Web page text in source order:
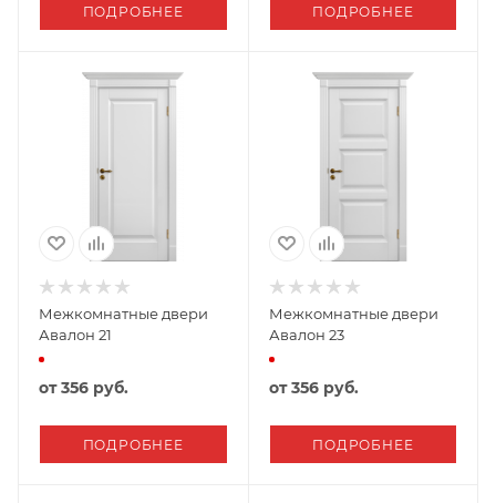
ПОДРОБНЕЕ ПОДРОБНЕЕ
Межкомнатные двери
Авалон 21
от356 руб.
ПОДРОБНЕЕ
Межкомнатные двери
Авалон 23
от356 руб.
ПОДРОБНЕЕ